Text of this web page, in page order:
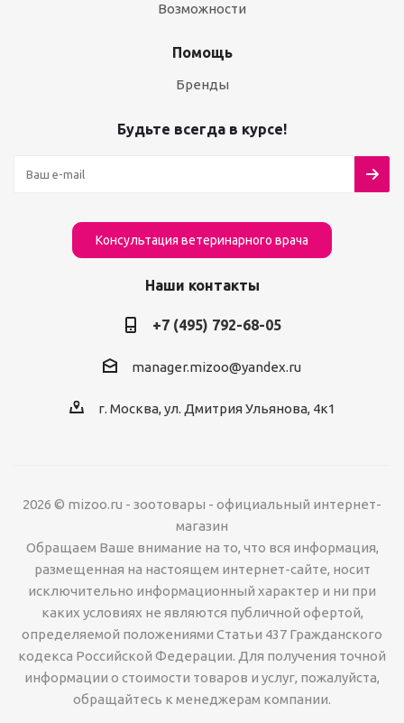
Возможности
Помощь
Бренды
Будьте всегда в курсе!
Консультация ветеринарного врача
Наши контакты
+7 (495) 792-68-05
manager.mizoo@yandex.ru
г. Москва, ул. Дмитрия Ульянова, 4к1
2026 © mizoo.ru - зоотовары - официальный интернет-
магазин
Обращаем Ваше внимание на то, что вся информация,
размещенная на настоящем интернет-сайте, носит
исключительно информационный характер и ни при
каких условиях не являются публичной офертой,
определяемой положениями Статьи 437 Гражданского
кодекса Российской Федерации. Для получения точной
информации о стоимости товаров и услуг, пожалуйста,
обращайтесь к менеджерам компании.